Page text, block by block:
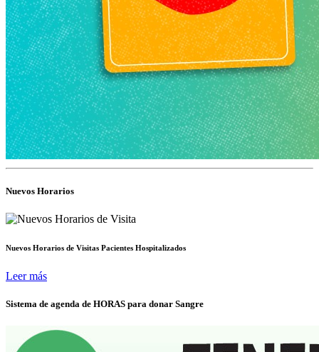
Nuevos Horarios
Nuevos Horarios de Visitas Pacientes Hospitalizados
Leer más
Sistema de agenda de HORAS para donar Sangre